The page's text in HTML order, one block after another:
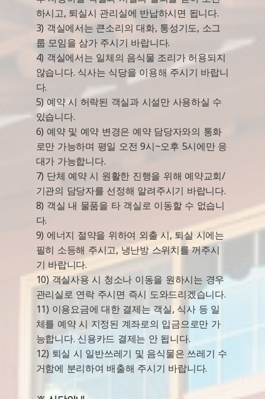
하시고, 퇴실시 관리실에 반납하시면 됩니다.
3) 객실에서는 큰소리의 대화, 통성기도, 소그
룹 모임을 삼가 주시기 바랍니다.
4) 객실에서는 일체의 음식물 조리가 허용되지
않습니다. 식사는 식당을 이용해 주시기 바랍니
다.
5) 예약 시 허락된 객실과 시설만 사용하실 수
있습니다.
6) 예약 및 예약 변경은 예약 담당자와의 통화
로만 가능하며 평일 오전 9시~오후 5시에만 응
대가 가능합니다.
7) 단체 예약 시 원활한 진행을 위해 예약교회/
기관의 담당자를 선정해 알려주시기 바랍니다.
8) 객실 내 물품을 타 객실로 이동할 수 없습니
다.
9) 에너지 절약을 위하여 외출 시, 퇴실 시에는
필히 소등해 주시고, 냉난방 스위치를 꺼주시
기 바랍니다.
10) 객실사용 시 청소나 이동을 원하시는 경우
관리실로 연락 주시면 즉시 도와드리겠습니다.
11) 이용요금에 대한 결제는 객실, 식사 등 일
체를 예약 시 지정된 계좌로의 입금으로만 가
능합니다. 신용카드 결제는 안 됩니다.
12) 퇴실 시 일반쓰레기 및 음식물은 쓰레기 수
거함에 분리하여 배출해 주시기 바랍니다.